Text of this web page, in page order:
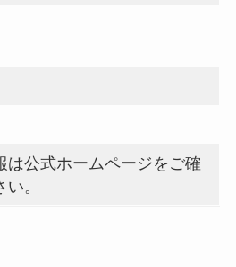
は公式ホームページをご確
。